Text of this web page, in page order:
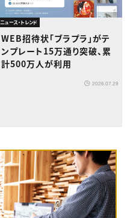
ニュース・トレンド
WEB招待状「ブラプラ」がテ
ンプレート15万通り突破、累
計500万人が利用
2026.07.29